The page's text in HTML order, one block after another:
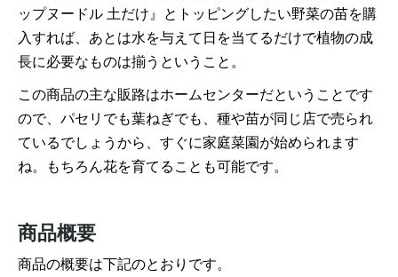
ップヌードル 土だけ』とトッピングしたい野菜の苗を購
入すれば、あとは水を与えて日を当てるだけで植物の成
長に必要なものは揃うということ。
この商品の主な販路はホームセンターだということです
ので、パセリでも葉ねぎでも、種や苗が同じ店で売られ
ているでしょうから、すぐに家庭菜園が始められます
ね。もちろん花を育てることも可能です。
商品概要
商品の概要は下記のとおりです。